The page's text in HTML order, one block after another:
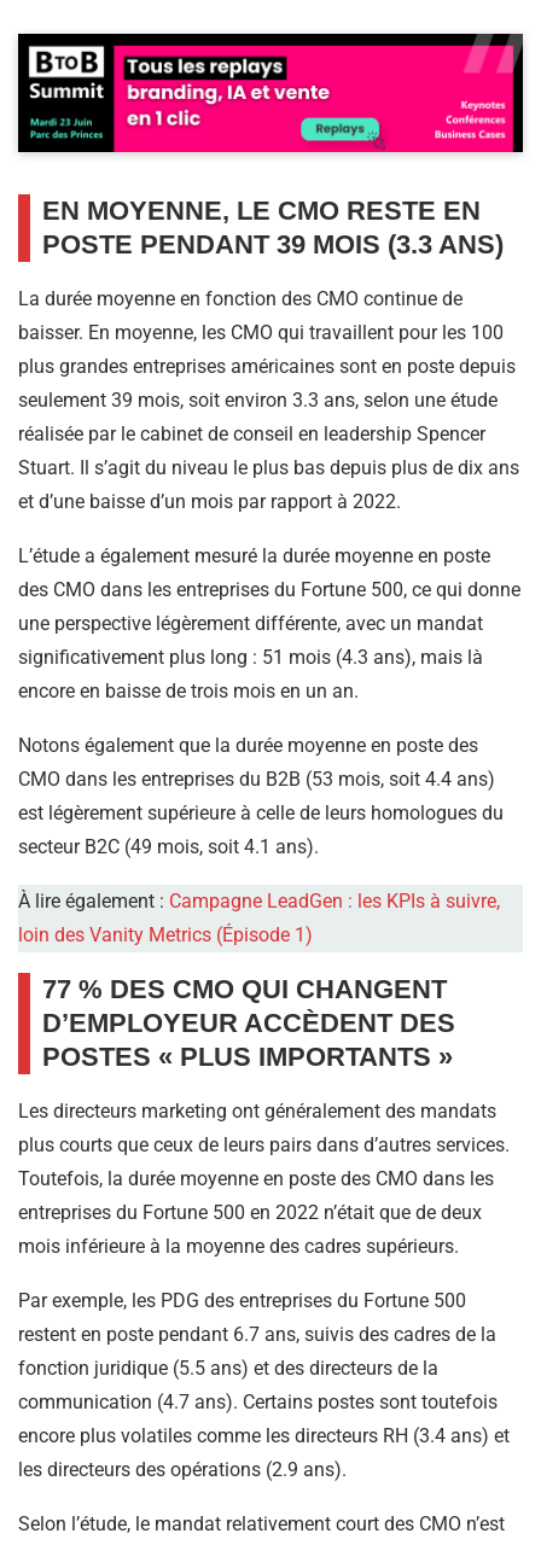
EN MOYENNE, LE CMO RESTE EN
POSTE PENDANT 39 MOIS (3.3 ANS)
La durée moyenne en fonction des CMO continue de
baisser. En moyenne, les CMO qui travaillent pour les 100
plus grandes entreprises américaines sont en poste depuis
seulement 39 mois, soit environ 3.3 ans, selon une étude
réalisée par le cabinet de conseil en leadership Spencer
Stuart. Il s’agit du niveau le plus bas depuis plus de dix ans
et d’une baisse d’un mois par rapport à 2022.
L’étude a également mesuré la durée moyenne en poste
des CMO dans les entreprises du Fortune 500, ce qui donne
une perspective légèrement différente, avec un mandat
significativement plus long : 51 mois (4.3 ans), mais là
encore en baisse de trois mois en un an.
Notons également que la durée moyenne en poste des
CMO dans les entreprises du B2B (53 mois, soit 4.4 ans)
est légèrement supérieure à celle de leurs homologues du
secteur B2C (49 mois, soit 4.1 ans).
À lire également : Campagne LeadGen : les KPIs à suivre,
loin des Vanity Metrics (Épisode 1)
77 % DES CMO QUI CHANGENT
D’EMPLOYEUR ACCÈDENT DES
POSTES « PLUS IMPORTANTS »
Les directeurs marketing ont généralement des mandats
plus courts que ceux de leurs pairs dans d’autres services.
Toutefois, la durée moyenne en poste des CMO dans les
entreprises du Fortune 500 en 2022 n’était que de deux
mois inférieure à la moyenne des cadres supérieurs.
Par exemple, les PDG des entreprises du Fortune 500
restent en poste pendant 6.7 ans, suivis des cadres de la
fonction juridique (5.5 ans) et des directeurs de la
communication (4.7 ans). Certains postes sont toutefois
encore plus volatiles comme les directeurs RH (3.4 ans) et
les directeurs des opérations (2.9 ans).
Selon l’étude, le mandat relativement court des CMO n’est